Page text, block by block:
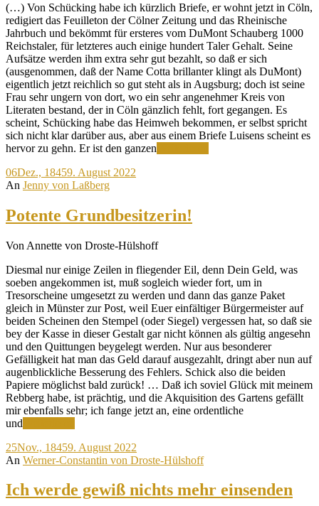
(…) Von Schücking habe ich kürzlich Briefe, er wohnt jetzt in Cöln,
redigiert das Feuilleton der Cölner Zeitung und das Rheinische
Jahrbuch und bekömmt für ersteres vom DuMont Schauberg 1000
Reichstaler, für letzteres auch einige hundert Taler Gehalt. Seine
Aufsätze werden ihm extra sehr gut bezahlt, so daß er sich
(ausgenommen, daß der Name Cotta brillanter klingt als DuMont)
eigentlich jetzt reichlich so gut steht als in Augsburg; doch ist seine
Frau sehr ungern von dort, wo ein sehr angenehmer Kreis von
Literaten bestand, der in Cöln gänzlich fehlt, fort gegangen. Es
scheint, Schücking habe das Heimweh bekommen, er selbst spricht
sich nicht klar darüber aus, aber aus einem Briefe Luisens scheint es
hervor zu gehn. Er ist den ganzen
06Dez., 18459. August 2022
An Jenny von Laßberg
Potente Grundbesitzerin!
Von Annette von Droste-Hülshoff
Diesmal nur einige Zeilen in fliegender Eil, denn Dein Geld, was
soeben angekommen ist, muß sogleich wieder fort, um in
Tresorscheine umgesetzt zu werden und dann das ganze Paket
gleich in Münster zur Post, weil Euer einfältiger Bürgermeister auf
beiden Scheinen den Stempel (oder Siegel) vergessen hat, so daß sie
bey der Kasse in dieser Gestalt gar nicht können als gültig angesehn
und den Quittungen beygelegt werden. Nur aus besonderer
Gefälligkeit hat man das Geld darauf ausgezahlt, dringt aber nun auf
augenblickliche Besserung des Fehlers. Schick also die beiden
Papiere möglichst bald zurück! … Daß ich soviel Glück mit meinem
Rebberg habe, ist prächtig, und die Akquisition des Gartens gefällt
mir ebenfalls sehr; ich fange jetzt an, eine ordentliche
und
25Nov., 18459. August 2022
An Werner-Constantin von Droste-Hülshoff
Ich werde gewiß nichts mehr einsenden